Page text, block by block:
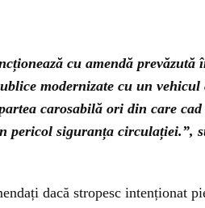
cu amendă
modernizate cu un vehicul
carosabilă ori din care cad
pericol siguranța circulației.”,
dacă stropesc intenționat